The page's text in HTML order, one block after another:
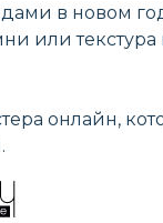
в новом
или текстура
онлайн,